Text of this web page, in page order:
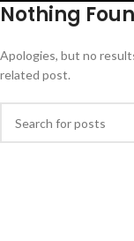
Nothing
Apologies, but no
related post.